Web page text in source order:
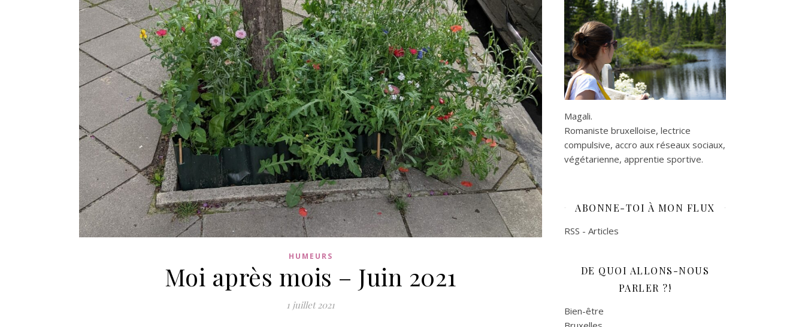
HUMEURS
Moi après mois – Juin 2021
1 juillet 2021
Magali.
Romaniste bruxelloise, lectrice
compulsive, accro aux réseaux sociaux,
végétarienne, apprentie sportive.
ABONNE-TOI À MON FLUX
RSS - Articles
DE QUOI ALLONS-NOUS
PARLER ?!
Bien-être